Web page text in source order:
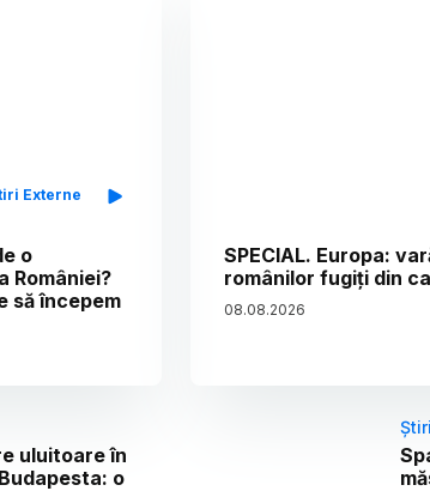
Externe
o
României?
să începem
SPECIAL. Europa:
românilor fugiți din
08.08.2026
uluitoare în
o